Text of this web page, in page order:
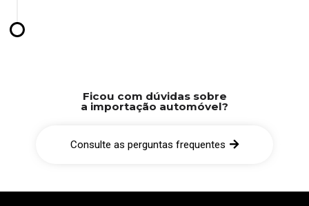
Ficou com dúvidas sobre
a importação automóvel?
Consulte as perguntas frequentes